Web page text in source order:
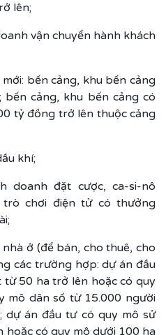
lên;
vận chuyển hành khách
bến cảng, khu bến cảng
cảng, khu bến cảng có
tỷ đồng trở lên thuộc cảng
khí;
doanh đặt cược, ca-si-nô
trò chơi điện tử có thưởng
ở (để bán, cho thuê, cho
các trường hợp: dự án đầu
50 ha trở lên hoặc có quy
mô dân số từ 15.000 người
án đầu tư có quy mô sử
có quy mô dưới 100 ha